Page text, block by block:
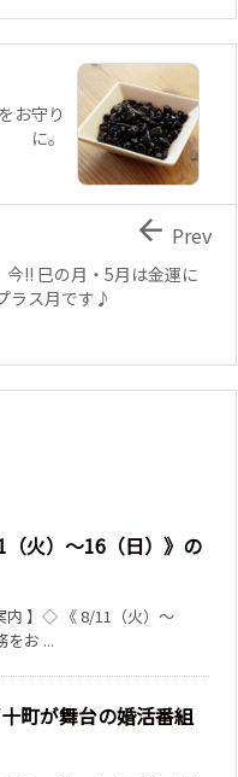
お守り
に。
!! 巳の月・5月は金運に
ラス月です♪
 Prev
火）～16（日）》の
】◇ 《 8/11（火）～
をお ...
町が舞台の婚活番組